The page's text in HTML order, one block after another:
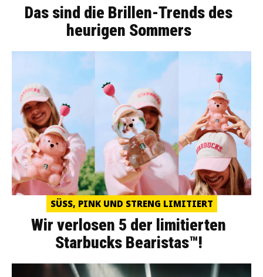
Das sind die Brillen-Trends des
heurigen Sommers
SÜSS, PINK UND STRENG LIMITIERT
Wir verlosen 5 der limitierten
Starbucks Bearistas™!